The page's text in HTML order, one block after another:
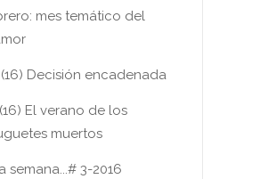
mes temático del
Decisión encadenada
El verano de los
muertos
semana...# 3-2016